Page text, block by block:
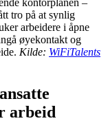
tro på at synlig
arbeidere i åpne
øyekontakt og
Kilde: WiFiTalents
arbeid